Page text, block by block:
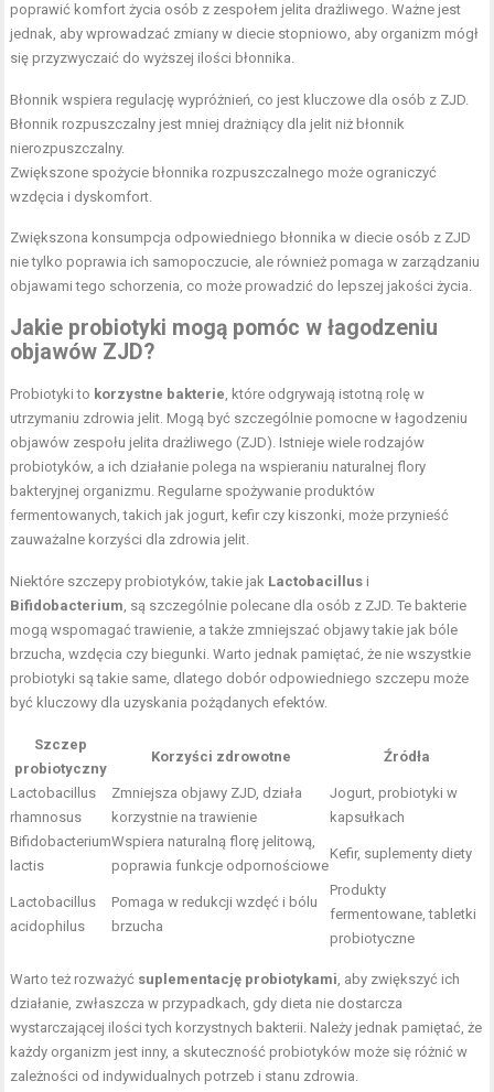
poprawić komfort życia osób z zespołem jelita drażliwego. Ważne jest
jednak, aby wprowadzać zmiany w diecie stopniowo, aby organizm mógł
się przyzwyczaić do wyższej ilości błonnika.
Błonnik wspiera regulację wypróżnień, co jest kluczowe dla osób z ZJD.
Błonnik rozpuszczalny jest mniej drażniący dla jelit niż błonnik
nierozpuszczalny.
Zwiększone spożycie błonnika rozpuszczalnego może ograniczyć
wzdęcia i dyskomfort.
Zwiększona konsumpcja odpowiedniego błonnika w diecie osób z ZJD
nie tylko poprawia ich samopoczucie, ale również pomaga w zarządzaniu
objawami tego schorzenia, co może prowadzić do lepszej jakości życia.
Jakie probiotyki mogą pomóc w łagodzeniu
objawów ZJD?
Probiotyki to korzystne bakterie, które odgrywają istotną rolę w
utrzymaniu zdrowia jelit. Mogą być szczególnie pomocne w łagodzeniu
objawów zespołu jelita drażliwego (ZJD). Istnieje wiele rodzajów
probiotyków, a ich działanie polega na wspieraniu naturalnej flory
bakteryjnej organizmu. Regularne spożywanie produktów
fermentowanych, takich jak jogurt, kefir czy kiszonki, może przynieść
zauważalne korzyści dla zdrowia jelit.
Niektóre szczepy probiotyków, takie jak Lactobacillus i
Bifidobacterium, są szczególnie polecane dla osób z ZJD. Te bakterie
mogą wspomagać trawienie, a także zmniejszać objawy takie jak bóle
brzucha, wzdęcia czy biegunki. Warto jednak pamiętać, że nie wszystkie
probiotyki są takie same, dlatego dobór odpowiedniego szczepu może
być kluczowy dla uzyskania pożądanych efektów.
Szczep
probiotyczny
Korzyści zdrowotne Źródła
Lactobacillus
rhamnosus
Zmniejsza objawy ZJD, działa
korzystnie na trawienie
Jogurt, probiotyki w
kapsułkach
Bifidobacterium
lactis
Wspiera naturalną florę jelitową,
poprawia funkcje odpornościowe
Kefir, suplementy diety
Lactobacillus
acidophilus
Pomaga w redukcji wzdęć i bólu
brzucha
Produkty
fermentowane, tabletki
probiotyczne
Warto też rozważyć suplementację probiotykami, aby zwiększyć ich
działanie, zwłaszcza w przypadkach, gdy dieta nie dostarcza
wystarczającej ilości tych korzystnych bakterii. Należy jednak pamiętać, że
każdy organizm jest inny, a skuteczność probiotyków może się różnić w
zależności od indywidualnych potrzeb i stanu zdrowia.